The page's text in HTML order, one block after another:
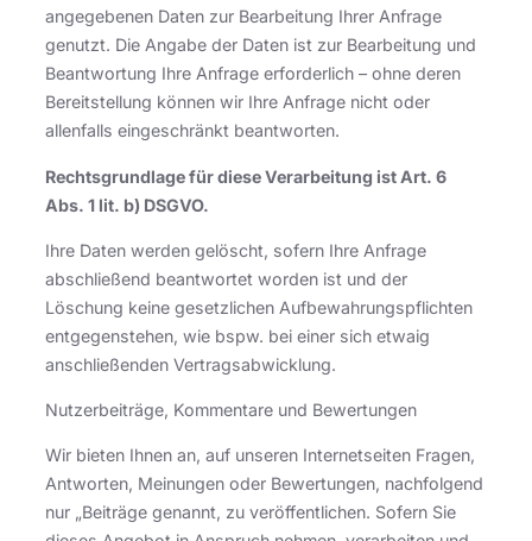
angegebenen Daten zur Bearbeitung Ihrer Anfrage
genutzt. Die Angabe der Daten ist zur Bearbeitung und
Beantwortung Ihre Anfrage erforderlich – ohne deren
Bereitstellung können wir Ihre Anfrage nicht oder
allenfalls eingeschränkt beantworten.
Rechtsgrundlage für diese Verarbeitung ist Art. 6
Abs. 1 lit. b) DSGVO.
Ihre Daten werden gelöscht, sofern Ihre Anfrage
abschließend beantwortet worden ist und der
Löschung keine gesetzlichen Aufbewahrungspflichten
entgegenstehen, wie bspw. bei einer sich etwaig
anschließenden Vertragsabwicklung.
Nutzerbeiträge, Kommentare und Bewertungen
Wir bieten Ihnen an, auf unseren Internetseiten Fragen,
Antworten, Meinungen oder Bewertungen, nachfolgend
nur „Beiträge genannt, zu veröffentlichen. Sofern Sie